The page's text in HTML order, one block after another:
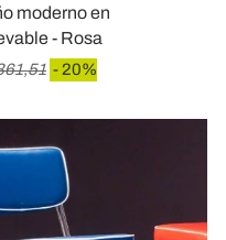
moderno en
- Rosa
- 20%